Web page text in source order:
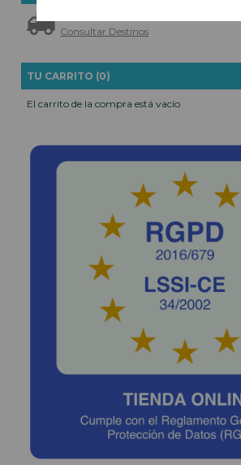
Consultar Destinos
TU CARRITO (0)
El carrito de la compra está vacío